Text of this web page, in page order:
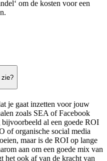
om de kosten voor een
zie?
je gaat inzetten voor jouw
zoals SEA of Facebook
al een goede ROI
of organische social media
maar is de ROI op lange
aan om een goede mix van
het ook af van de kracht van